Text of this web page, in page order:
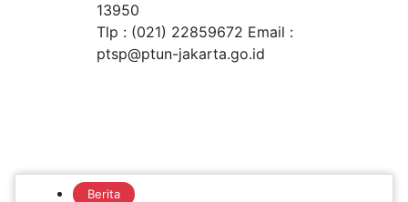
13950
Tlp : (021) 22859672 Email :
ptsp@ptun-jakarta.go.id
Berita